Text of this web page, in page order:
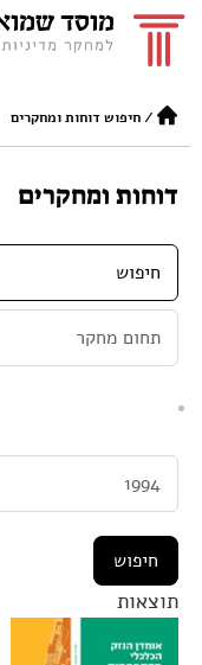
/חיפוש דוחות ומחקרים
דוחות ומחקרים
תוצאות